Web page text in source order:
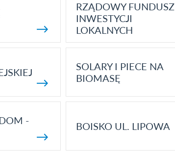
RZĄDOWY FUNDUSZ
INWESTYCJI
LOKALNYCH
SOLARY I PIECE NA
BIOMASĘ
-
BOISKO UL. LIPOWA